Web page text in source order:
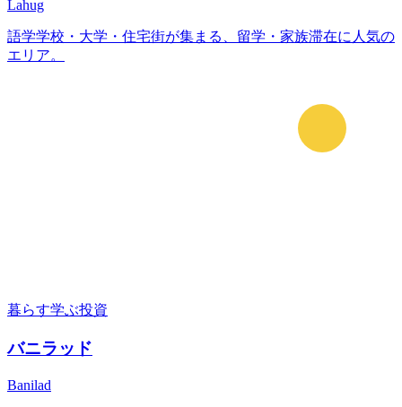
Lahug
語学学校・大学・住宅街が集まる、留学・家族滞在に人気の
エリア。
暮らす学ぶ投資
バニラッド
Banilad